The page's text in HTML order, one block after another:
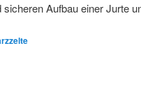
sicheren Aufbau einer Jurte